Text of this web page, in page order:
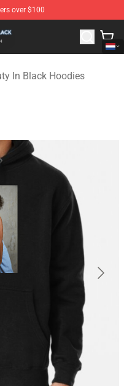
over $100
Beauty In Black
In Black Hoodies